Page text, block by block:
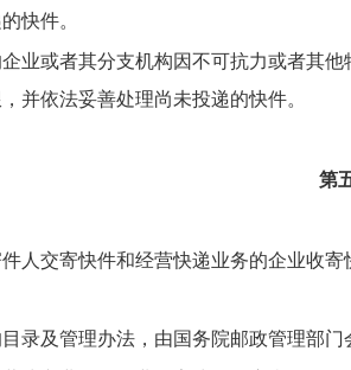
快件。
业或者其分支机构因不可抗力或者其
并依法妥善处理尚未投递的快件。
第
交寄快件和经营快递业务的企业收寄
录及管理办法，由国务院邮政管理部